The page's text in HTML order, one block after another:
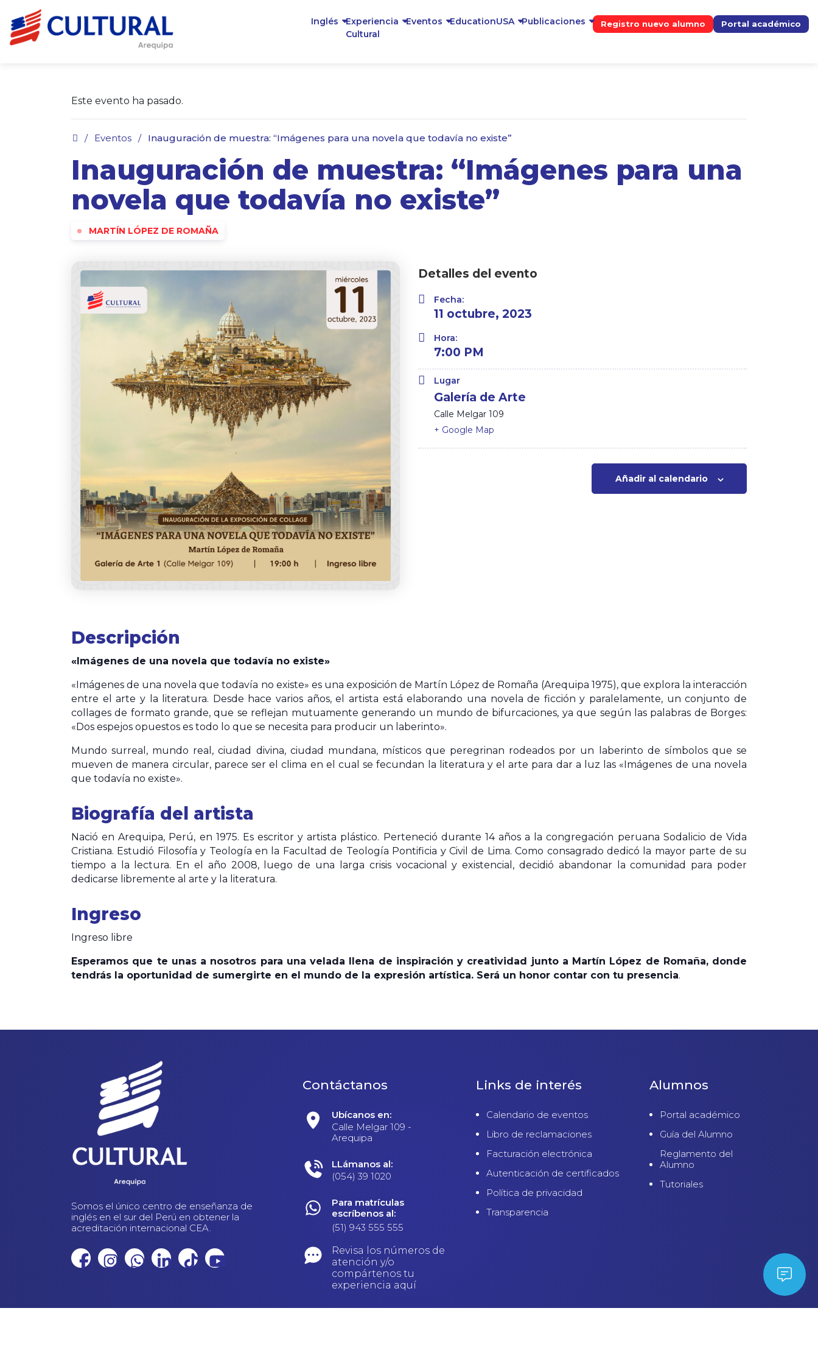
Inglés
Experiencia
Cultural
Eventos EducationUSA Publicaciones Registro nuevo alumno Portal académico
Este evento ha pasado.
/ Eventos / Inauguración de muestra: “Imágenes para una novela que todavía no existe”
Inauguración de muestra: “Imágenes para una
novela que todavía no existe”
MARTÍN LÓPEZ DE ROMAÑA
Detalles del evento
Fecha:
11 octubre, 2023
Hora:
7:00 PM
Lugar
Galería de Arte
Calle Melgar 109
+ Google Map
Añadir al calendario
Descripción
«Imágenes de una novela que todavía no existe»
«Imágenes de una novela que todavía no existe» es una exposición de Martín López de Romaña (Arequipa 1975), que explora la interacción
entre el arte y la literatura. Desde hace varios años, el artista está elaborando una novela de ficción y paralelamente, un conjunto de
collages de formato grande, que se reflejan mutuamente generando un mundo de bifurcaciones, ya que según las palabras de Borges:
«Dos espejos opuestos es todo lo que se necesita para producir un laberinto».
Mundo surreal, mundo real, ciudad divina, ciudad mundana, místicos que peregrinan rodeados por un laberinto de símbolos que se
mueven de manera circular, parece ser el clima en el cual se fecundan la literatura y el arte para dar a luz las «Imágenes de una novela
que todavía no existe».
Biografía del artista
Nació en Arequipa, Perú, en 1975. Es escritor y artista plástico. Perteneció durante 14 años a la congregación peruana Sodalicio de Vida
Cristiana. Estudió Filosofía y Teología en la Facultad de Teología Pontificia y Civil de Lima. Como consagrado dedicó la mayor parte de su
tiempo a la lectura. En el año 2008, luego de una larga crisis vocacional y existencial, decidió abandonar la comunidad para poder
dedicarse libremente al arte y la literatura.
Ingreso
Ingreso libre
Esperamos que te unas a nosotros para una velada llena de inspiración y creatividad junto a Martín López de Romaña, donde
tendrás la oportunidad de sumergirte en el mundo de la expresión artística. Será un honor contar con tu presencia.
Somos el único centro de enseñanza de
inglés en el sur del Perú en obtener la
acreditación internacional CEA.
Contáctanos
Ubícanos en:
Calle Melgar 109 -
Arequipa
LLámanos al:
(054) 39 1020
Para matrículas
escríbenos al:
(51) 943 555 555
Revisa los números de
atención y/o
compártenos tu
experiencia aquí
Links de interés
Calendario de eventos
Libro de reclamaciones
Facturación electrónica
Autenticación de certificados
Política de privacidad
Transparencia
Alumnos
Portal académico
Guía del Alumno
Reglamento del
Alumno
Tutoriales